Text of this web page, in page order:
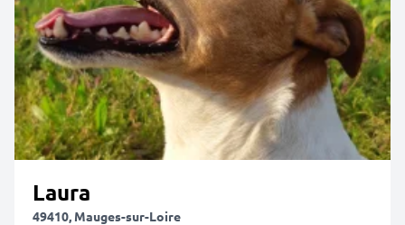
Laura
49410, Mauges-sur-Loire